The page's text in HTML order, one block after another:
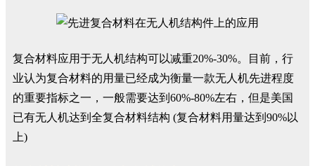
复合材料应用于无人机结构可以减重20%-30%。目前，行
业认为复合材料的用量已经成为衡量一款无人机先进程度
的重要指标之一，一般需要达到60%-80%左右，但是美国
已有无人机达到全复合材料结构 (复合材料用量达到90%以
上)